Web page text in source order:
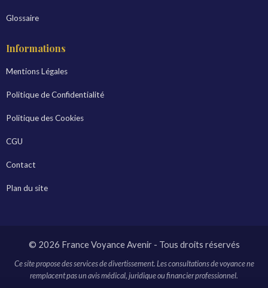
Glossaire
Informations
Mentions Légales
Politique de Confidentialité
Politique des Cookies
CGU
Contact
Plan du site
© 2026 France Voyance Avenir - Tous droits réservés
Ce site propose des services de divertissement. Les consultations de voyance ne
remplacent pas un avis médical, juridique ou financier professionnel.